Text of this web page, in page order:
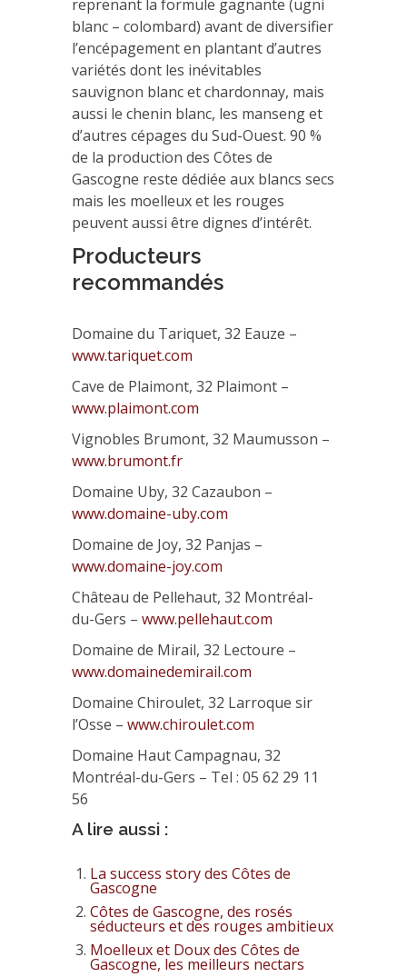
reprenant la formule gagnante (ugni
blanc – colombard) avant de diversifier
l’encépagement en plantant d’autres
variétés dont les inévitables
sauvignon blanc et chardonnay, mais
aussi le chenin blanc, les manseng et
d’autres cépages du Sud-Ouest. 90 %
de la production des Côtes de
Gascogne reste dédiée aux blancs secs
mais les moelleux et les rouges
peuvent aussi être dignes d’intérêt.
Producteurs
recommandés
Domaine du Tariquet, 32 Eauze –
www.tariquet.com
Cave de Plaimont, 32 Plaimont –
www.plaimont.com
Vignobles Brumont, 32 Maumusson –
www.brumont.fr
Domaine Uby, 32 Cazaubon –
www.domaine-uby.com
Domaine de Joy, 32 Panjas –
www.domaine-joy.com
Château de Pellehaut, 32 Montréal-
du-Gers – www.pellehaut.com
Domaine de Mirail, 32 Lectoure –
www.domainedemirail.com
Domaine Chiroulet, 32 Larroque sir
l’Osse – www.chiroulet.com
Domaine Haut Campagnau, 32
Montréal-du-Gers – Tel : 05 62 29 11
56
A lire aussi :
La success story des Côtes de
Gascogne
Côtes de Gascogne, des rosés
séducteurs et des rouges ambitieux
Moelleux et Doux des Côtes de
Gascogne, les meilleurs nectars